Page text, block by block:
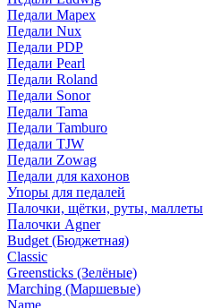
Педали Mapex
Педали Nux
Педали PDP
Педали Pearl
Педали Roland
Педали Sonor
Педали Tama
Педали Tamburo
Педали TJW
Педали Zowag
Педали для кахонов
Упоры для педалей
Палочки, щётки, руты, маллеты
Палочки Agner
Budget (Бюджетная)
Classic
Greensticks (Зелёные)
Marching (Маршевые)
Name